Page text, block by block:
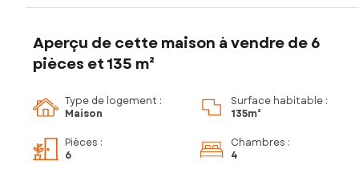
Aperçu de cette maison à vendre de 6
pièces et 135 m²
Type de logement :
Maison
Surface habitable :
135m²
Pièces :
6
Chambres :
4